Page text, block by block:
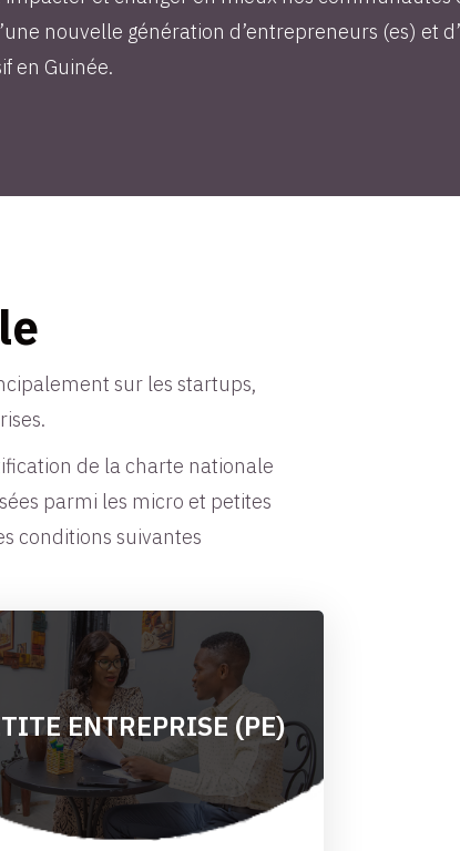
nouvelle génération d’entrepreneurs (es) et
en Guinée.
sur les startups,
de la charte nationale
parmi les micro et petites
conditions suivantes
ENTREPRISE (PE)